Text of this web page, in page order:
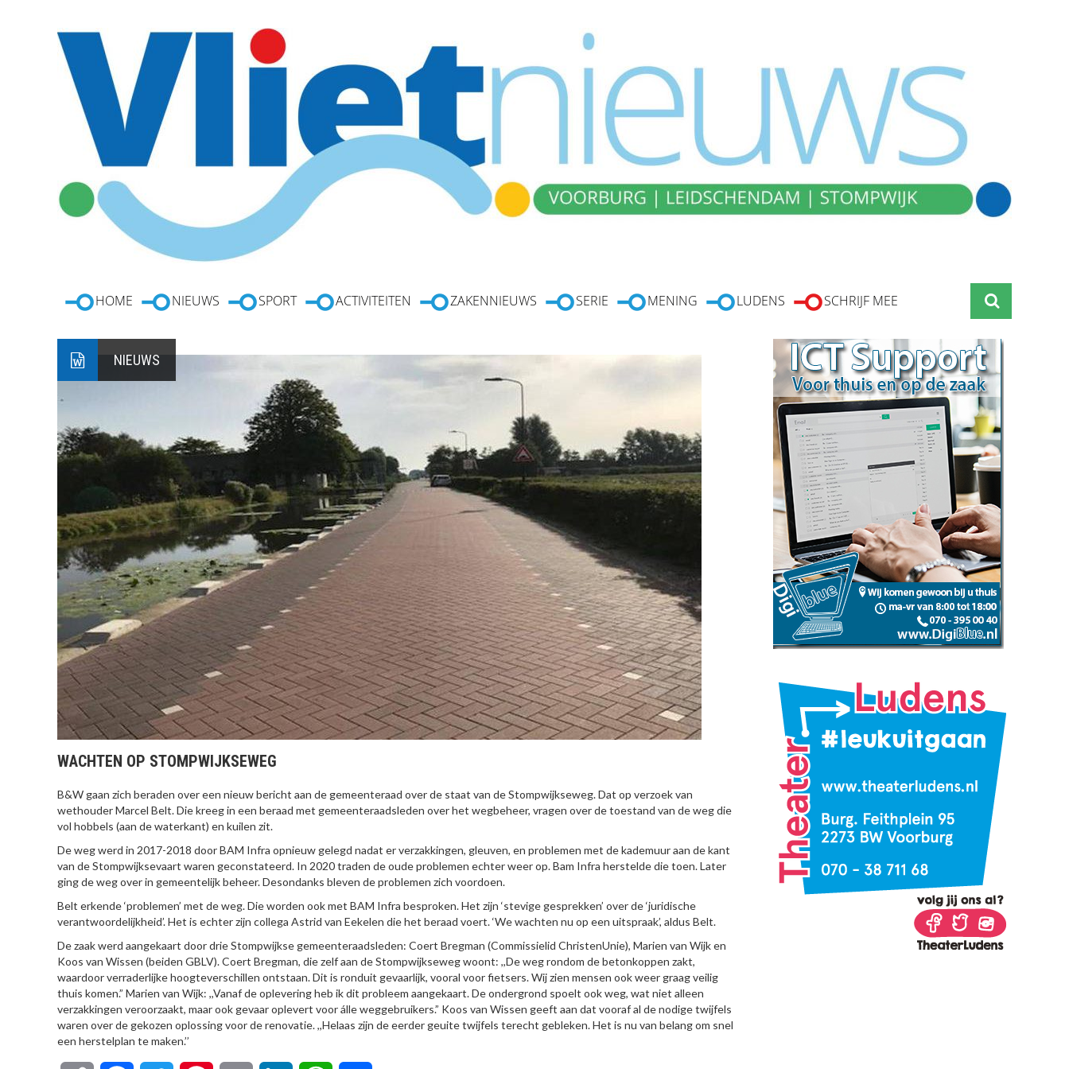
HOME NIEUWS SPORT ACTIVITEITEN ZAKENNIEUWS SERIE MENING LUDENS SCHRIJF MEE
NIEUWS
WACHTEN OP STOMPWIJKSEWEG
B&W gaan zich beraden over een nieuw bericht aan de gemeenteraad over de staat van de Stompwijkseweg. Dat op verzoek van
wethouder Marcel Belt. Die kreeg in een beraad met gemeenteraadsleden over het wegbeheer, vragen over de toestand van de weg die
vol hobbels (aan de waterkant) en kuilen zit.
De weg werd in 2017-2018 door BAM Infra opnieuw gelegd nadat er verzakkingen, gleuven, en problemen met de kademuur aan de kant
van de Stompwijksevaart waren geconstateerd. In 2020 traden de oude problemen echter weer op. Bam Infra herstelde die toen. Later
ging de weg over in gemeentelijk beheer. Desondanks bleven de problemen zich voordoen.
Belt erkende ‘problemen’ met de weg. Die worden ook met BAM Infra besproken. Het zijn ‘stevige gesprekken’ over de ‘juridische
verantwoordelijkheid’. Het is echter zijn collega Astrid van Eekelen die het beraad voert. ‘We wachten nu op een uitspraak’, aldus Belt.
De zaak werd aangekaart door drie Stompwijkse gemeenteraadsleden: Coert Bregman (Commissielid ChristenUnie), Marien van Wijk en
Koos van Wissen (beiden GBLV). Coert Bregman, die zelf aan de Stompwijkseweg woont: ,,De weg rondom de betonkoppen zakt,
waardoor verraderlijke hoogteverschillen ontstaan. Dit is ronduit gevaarlijk, vooral voor fietsers. Wij zien mensen ook weer graag veilig
thuis komen.” Marien van Wijk: ,,Vanaf de oplevering heb ik dit probleem aangekaart. De ondergrond spoelt ook weg, wat niet alleen
verzakkingen veroorzaakt, maar ook gevaar oplevert voor álle weggebruikers.” Koos van Wissen geeft aan dat vooraf al de nodige twijfels
waren over de gekozen oplossing voor de renovatie. ,,Helaas zijn de eerder geuite twijfels terecht gebleken. Het is nu van belang om snel
een herstelplan te maken.’’